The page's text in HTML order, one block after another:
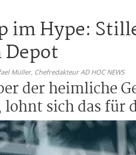
im Hype:
Müller, Chefredakteur AD HOC NEWS
der heimliche
sich das für